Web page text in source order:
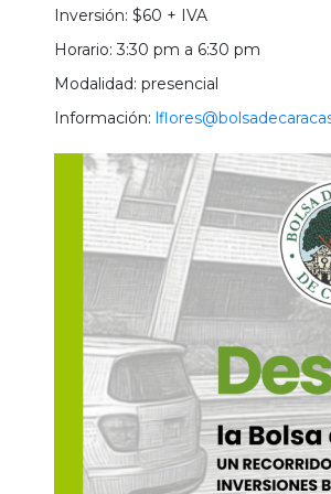
Inversión: $60 + IVA
Horario: 3:30 pm a 6:30 pm
Modalidad: presencial
Información: